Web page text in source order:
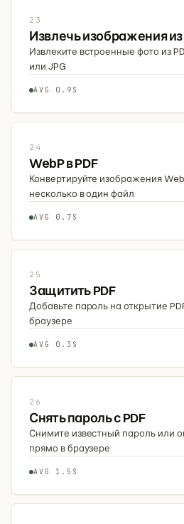
23
Извлечь изображения из
Извлеките встроенные фото из
или JPG
AVG 0.9S
24
WebP в PDF
Конвертируйте изображения
несколько в один файл
AVG 0.7S
25
Защитить PDF
Добавьте пароль на открытие
браузере
AVG 0.3S
26
Снять пароль с PDF
Снимите известный пароль или
прямо в браузере
AVG 1.5S